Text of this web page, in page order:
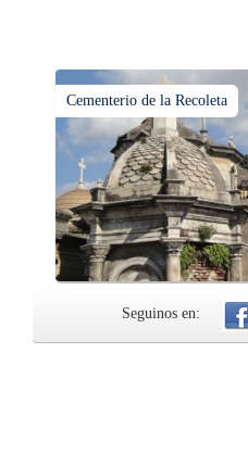
Cementerio de la Recoleta
Seguinos en: